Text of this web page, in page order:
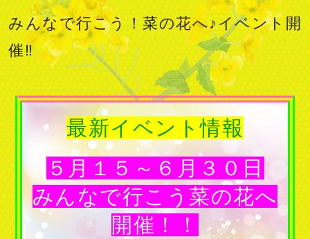
みんなで行こう！菜の花へ♪イベント開
催‼
最新イベント情報
５月１５～６月３０日
みんなで行こう菜の花へ
開催！！